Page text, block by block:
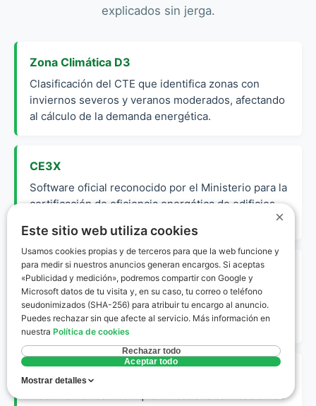
explicados sin jerga.
Zona Climática D3
Clasificación del CTE que identifica zonas con
inviernos severos y veranos moderados, afectando
al cálculo de la demanda energética.
CE3X
Software oficial reconocido por el Ministerio para la
certificación de eficiencia energética de edificios
Envolvente Térmica
Conjunto de cerramientos (muros, ventanas,
techos) que separan el interior de la vivienda del
ambiente exterior.
Etiqueta Energética
Documento resumen que muestra la calificación de
×
Este sitio web utiliza cookies
Usamos cookies propias y de terceros para que la web funcione y
para medir si nuestros anuncios generan encargos. Si aceptas
«Publicidad y medición», podremos compartir con Google y
Microsoft datos de tu visita y, en su caso, tu correo o teléfono
seudonimizados (SHA-256) para atribuir tu encargo al anuncio.
Puedes rechazar sin que afecte al servicio. Más información en
nuestra Política de cookies
Rechazar todo
Aceptar todo
Mostrar detalles